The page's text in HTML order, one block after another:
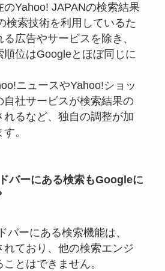
のYahoo! JAPANの検索結果
検索技術を利用しているた
広告やサービスを除き、
順位はGoogleとほぼ同じに
ニュースやYahoo!ショッ
自社サービスが検索結果の
れるなど、独自の調整が加
。
バーにある検索もGoogleに
バーにある検索機能は、
れており、他の検索エンジ
とはできません。